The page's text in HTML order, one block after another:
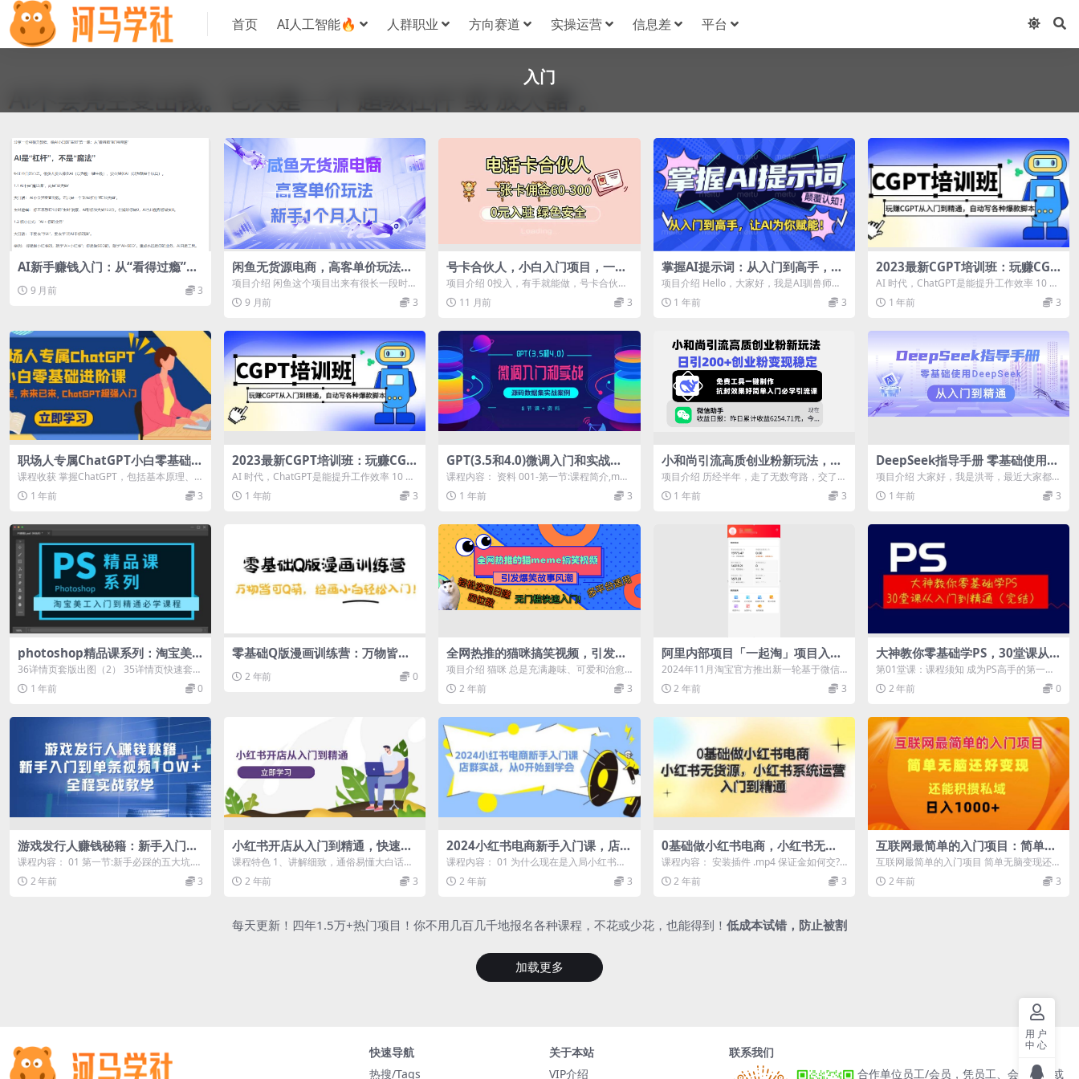
首页 AI人工智能🔥 人群职业 方向赛道 实操运营 信息差 平台
入门
AI新手赚钱入门：从“看得过瘾”到
9 月前 3
闲鱼无货源电商，高客单价玩法，
新手1个月入门
项目介绍 闲鱼这个项目出来有很长一段时间
了，但是我发现有很多的人做的都是低客单
价...9 月前 3
号卡合伙人，小白入门项目，一张
卡佣金60-300 绿色安全
项目介绍 0投入，有手就能做，号卡合伙人
， 免费入驻 后台自动结算佣金 无需管...
11 月前 3
掌握AI提示词：从入门到高手，让
AI成为你的超级助手！
项目介绍 Hello，大家好，我是AI驯兽师阿
财，今天想给大家带来的分享是怎么去...
1 年前 3
2023最新CGPT培训班：玩赚CGP
T从入门到精通(3月23更新)
AI 时代，ChatGPT是能提升工作效率 10 倍
以上的神器。未来，我们不会被...
1 年前 3
职场人专属ChatGPT小白零基础进
阶课，AI已至，未来已来，ChatG
PT超强入门
课程收获 掌握ChatGPT，包括基本原理、
实战应用和进阶技巧 解决实际痛点，所...
1 年前 3
2023最新CGPT培训班：玩赚CGP
T从入门到精通，自动写各种爆款
脚本
AI 时代，ChatGPT是能提升工作效率 10 倍
以上的神器。未来，我们不会被...
1 年前 3
GPT(3.5和4.0)微调入门和实战，
源码数据集实战案例（8节课+资
料）
课程内容： 资料 001-第一节:课程简介,mp4
002-第二节:环境和数据准...
1 年前 3
小和尚引流高质创业粉新玩法，日
引200+创业粉变现稳定，免费工具
一键制作，抗封效果好简单入门必
学引流课
项目介绍 历经半年，走了无数弯路，交了无
数学费。终于给兄弟们把这个方法测试出来
了...1 年前 3
DeepSeek指导手册 零基础使用
从入门到精通
项目介绍 大家好，我是洪哥，最近大家都被
DeepSeek刷屏了吧？2025年，D...
1 年前 3
photoshop精品课系列：淘宝美
工入门到精通必学课程（全套视频
教程）
36详情页套版出图（2） 35详情页快速套版
出图 34详情页三个必须是什么 33...
1 年前 0
零基础Q版漫画训练营：万物皆可
2 年前 0
全网热推的猫咪搞笑视频，引发爆
笑故事风潮，多平台适用，轻松实
现日赚四位数，无门槛快速入门！
项目介绍 猫咪 总是充满趣味、可爱和治愈
的氛围。这些滑稽的表情不仅让猫咪看起来
更...2 年前 3
阿里内部项目「一起淘」项目入门
及操作手册，零基础零门口快速分
享轻松领钱
2024年11月淘宝官方推出新一轮基于微信
私域的“品牌好货”淘客推广模式，大家可...
2 年前 3
大神教你零基础学PS，30堂课从入
门到精通（完结）
第01堂课：课程须知 成为PS高手的第一步.
MP4 第02堂课：小试牛刀，五分钟...
2 年前 0
游戏发行人赚钱秘籍：新手入门到
单条视频10W+，全程实战教学
课程内容： 01 第一节:新手必踩的五大坑.m
p4 02 第二节:挂链接对流量的...
2 年前 3
小红书开店从入门到精通，快速掌
握小红书店铺运营，实现开店创收-
202节课
课程特色 1、讲解细致，通俗易懂大白话
2、深入透彻，全面系统基础课 3、有问就...
2 年前 3
2024小红书电商新手入门课，店群
实战，从0开始到学会（31节）
课程内容： 01 为什么现在是入局小红书的
红利期?.mp4 02 序言-学前必看...
2 年前 3
0基础做小红书电商，小红书无货
源，小红书系统运营，入门到精通
(70节)
课程内容： 安装插件 .mp4 保证金如何交? .
mp4 保证金先交还是后交?....
2 年前 3
互联网最简单的入门项目：简单无
脑变现还能积攒私域一天轻松1000
+
互联网最简单的入门项目 简单无脑变现还能
积攒私域一天轻松1000+
2 年前 3
每天更新！四年1.5万+热门项目！你不用几百几千地报名各种课程，不花或少花，也能得到！ 低成本试错，防止被割
加载更多
快速导航
热搜/Tags
关于本站
VIP介绍
联系我们
合作单位员工/会员，凭员工、会员卡号或
用户
中心